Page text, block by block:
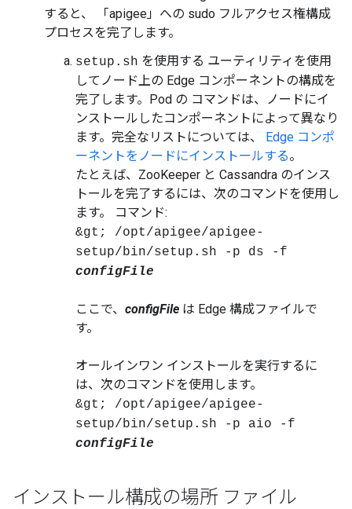
すると、 「apigee」への sudo フルアクセス権構成
プロセスを完了します。
setup.sh を使用する ユーティリティを使用
してノード上の Edge コンポーネントの構成を
完了します。Pod の コマンドは、ノードにイ
ンストールしたコンポーネントによって異なり
ます。完全なリストについては、 Edge コンポ
ーネントをノードにインストールする。
たとえば、ZooKeeper と Cassandra のインス
トールを完了するには、次のコマンドを使用し
ます。 コマンド:
&gt; /opt/apigee/apigee-
setup/bin/setup.sh -p ds -f
configFile
ここで、 configFile は Edge 構成ファイルで
す。
オールインワン インストールを実行するに
は、次のコマンドを使用します。
&gt; /opt/apigee/apigee-
setup/bin/setup.sh -p aio -f
configFile
インストール構成の場所 ファイル